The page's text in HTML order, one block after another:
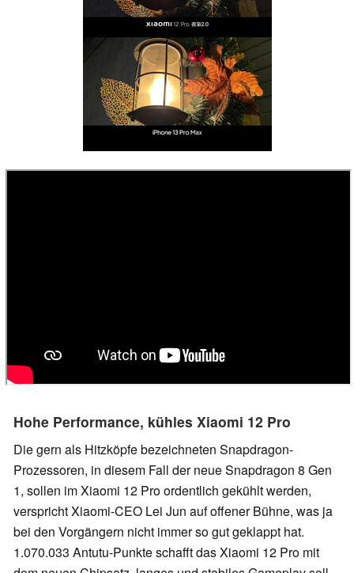
Hohe Performance, kühles Xiaomi 12 Pro
Die gern als Hitzköpfe bezeichneten Snapdragon-
Prozessoren, in diesem Fall der neue Snapdragon 8 Gen
1, sollen im Xiaomi 12 Pro ordentlich gekühlt werden,
verspricht Xiaomi-CEO Lei Jun auf offener Bühne, was ja
bei den Vorgängern nicht immer so gut geklappt hat.
1.070.033 Antutu-Punkte schafft das Xiaomi 12 Pro mit